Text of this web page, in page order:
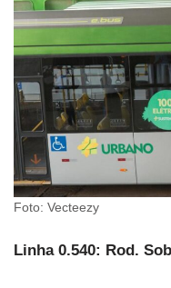
Foto: Vecteezy
Linha 0.540: Rod.